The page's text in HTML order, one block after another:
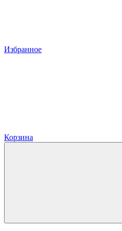
Избранное
Корзина